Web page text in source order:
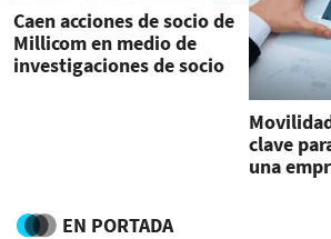
Caen acciones de socio de
Millicom en medio de
investigaciones de socio
clave
una
EN PORTADA